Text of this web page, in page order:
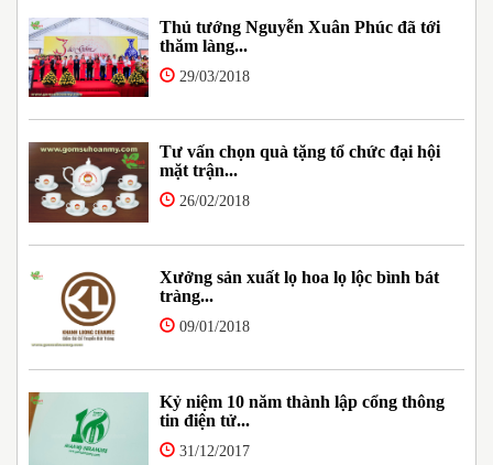
Thủ tướng Nguyễn Xuân Phúc đã tới
thăm làng...
29/03/2018
Tư vấn chọn quà tặng tổ chức đại hội
mặt trận...
26/02/2018
Xưởng sản xuất lọ hoa lọ lộc bình bát
tràng...
09/01/2018
Kỷ niệm 10 năm thành lập cổng thông
tin điện tử...
31/12/2017